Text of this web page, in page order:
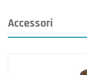
Accessori